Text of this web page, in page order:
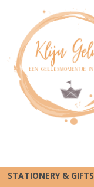
STATIONERY & GIFTS